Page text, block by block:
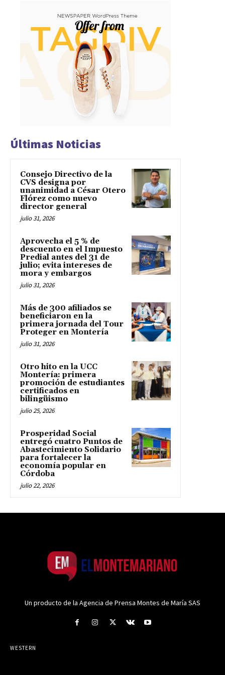
Últimas Noticias
Consejo Directivo de la
CVS designa por
unanimidad a César Otero
Flórez como nuevo
director general
julio 31, 2026
Aprovecha el 5 % de
descuento en el Impuesto
Predial antes del 31 de
julio; evita intereses de
mora y embargos
julio 31, 2026
Más de 300 afiliados se
beneficiaron en la
primera jornada del Tour
Proteger en Montería
julio 31, 2026
Otro hito en la UCC
Montería: primera
promoción de estudiantes
certificados en
bilingüismo
julio 25, 2026
Prosperidad Social
entregó cuatro Puntos de
Abastecimiento Solidario
para fortalecer la
economía popular en
Córdoba
julio 22, 2026
Un producto de la Agencia de Prensa Montes de María SAS
WESTERN